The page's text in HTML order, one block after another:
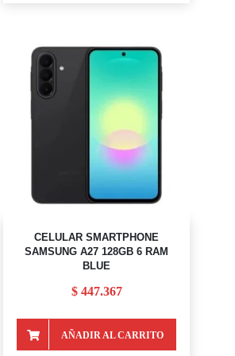
CELULAR SMARTPHONE
SAMSUNG A27 128GB 6 RAM
BLUE
$447.367
AÑADIR AL CARRITO